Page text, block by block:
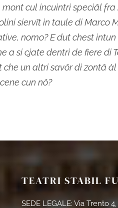
cul incuintri speciâl fra
siervît in taule di Marco
nomo? E dut chest
a si cjate dentri de fiere di
un altri savôr di zontâ àl
cun nô?
TEATRI STABIL
SEDE LEGALE: Via Trento